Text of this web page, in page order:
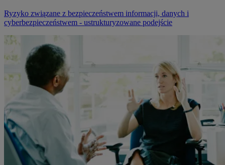
Ryzyko związane z bezpieczeństwem informacji, danych i
cyberbezpieczeństwem - ustrukturyzowane podejście